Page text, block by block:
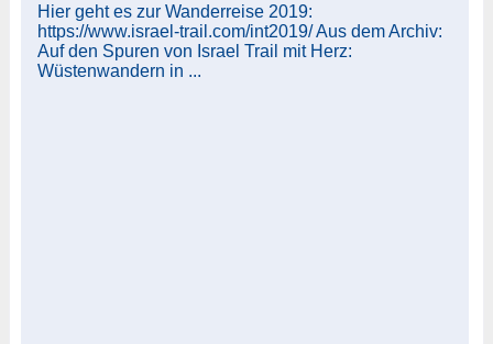
Hier geht es zur Wanderreise 2019:
https://www.israel-trail.com/int2019/ Aus dem Archiv:
Auf den Spuren von Israel Trail mit Herz:
Wüstenwandern in ...